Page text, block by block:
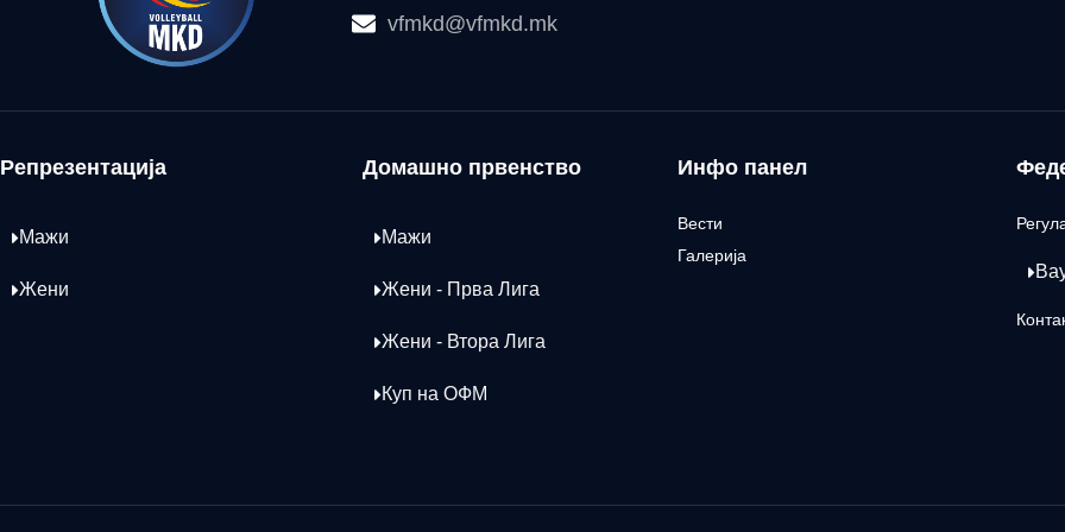
vfmkd@vfmkd.mk
Репрезентација
Мажи
Жени
Домашно првенство
Мажи
Жени - Прва Лига
Жени - Втора Лига
Куп на ОФМ
Инфо панел
Вести
Галерија